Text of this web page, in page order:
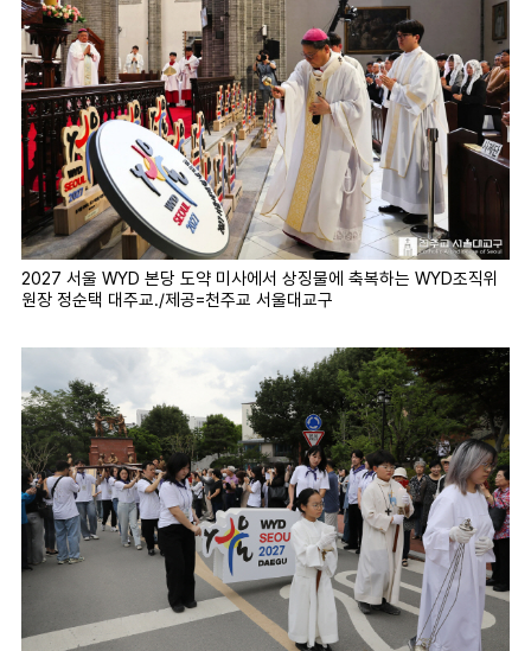
2027 서울 WYD 본당 도약 미사에서 상징물에 축복하는 WYD조직위
원장 정순택 대주교./제공=천주교 서울대교구